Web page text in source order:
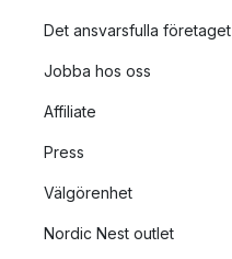
Det ansvarsfulla företaget
Jobba hos oss
Affiliate
Press
Välgörenhet
Nordic Nest outlet